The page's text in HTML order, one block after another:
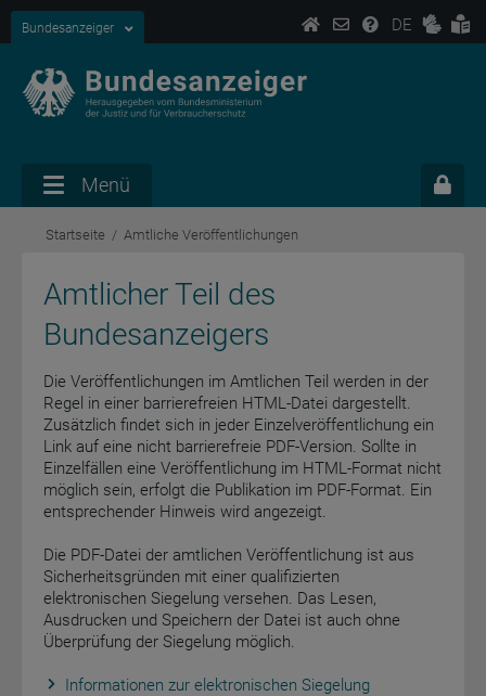
Bundesanzeiger DE
Menü
Startseite Amtliche Veröffentlichungen
Amtlicher Teil des
Bundesanzeigers
Die Veröffentlichungen im Amtlichen Teil werden in der
Regel in einer barrierefreien HTML-Datei dargestellt.
Zusätzlich findet sich in jeder Einzelveröffentlichung ein
Link auf eine nicht barrierefreie PDF-Version. Sollte in
Einzelfällen eine Veröffentlichung im HTML-Format nicht
möglich sein, erfolgt die Publikation im PDF-Format. Ein
entsprechender Hinweis wird angezeigt.
Die PDF-Datei der amtlichen Veröffentlichung ist aus
Sicherheitsgründen mit einer qualifizierten
elektronischen Siegelung versehen. Das Lesen,
Ausdrucken und Speichern der Datei ist auch ohne
Überprüfung der Siegelung möglich.
Informationen zur elektronischen Siegelung